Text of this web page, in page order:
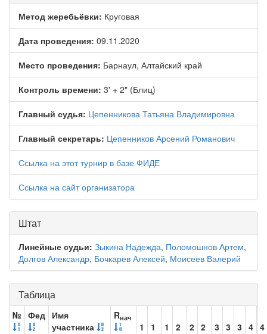
Метод жеребьёвки: Круговая
Дата проведения: 09.11.2020
Место проведения: Барнаул, Алтайский край
Контроль времени: 3' + 2" (Блиц)
Главный судья: Цепенникова Татьяна Владимировна
Главный секретарь: Цепенников Арсений Романович
Ссылка на этот турнир в базе ФИДЕ
Ссылка на сайт организатора
Штат
Линейные судьи: Зыкина Надежда, Поломошнов Артем,
Долгов Александр, Бочкарев Алексей, Моисеев Валерий
Таблица
№ Фед Имя
участника
Rнач
1 1 1 2 2 2 3 3 3 4 4